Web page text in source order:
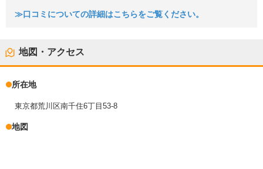
≫口コミについての詳細はこちらをご覧ください。
地図・アクセス
所在地
東京都荒川区南千住6丁目53-8
地図